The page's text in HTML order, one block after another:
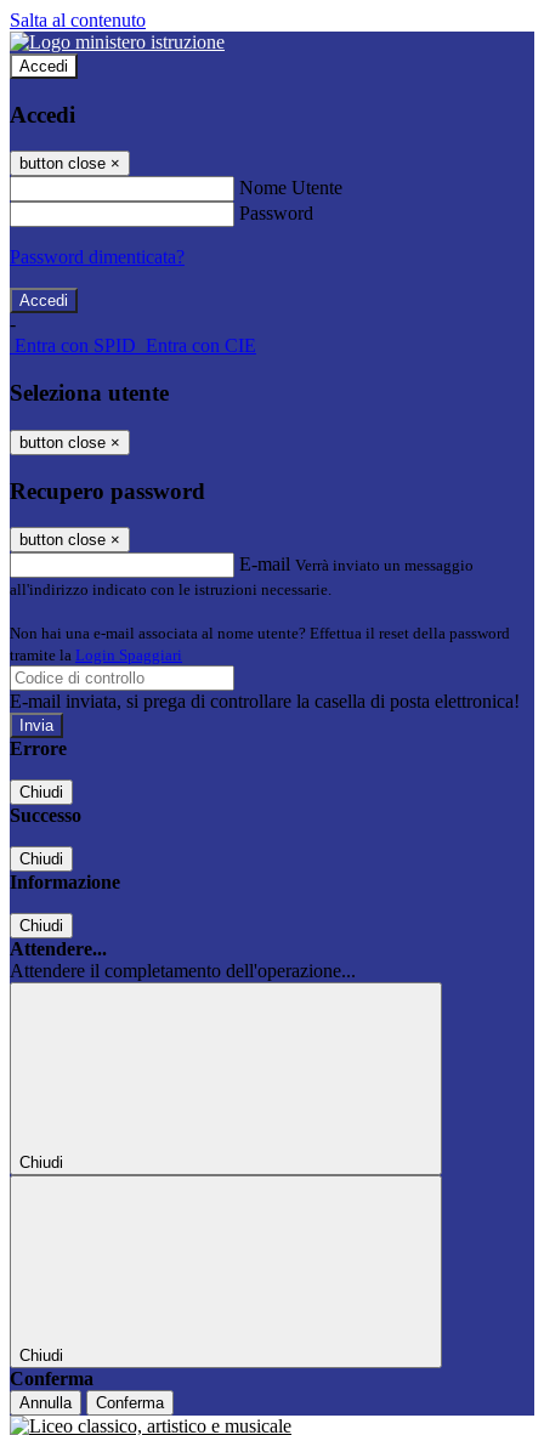
Salta al contenuto
Accedi
Accedi
button close ×
Nome Utente
Password
Password dimenticata?
-
Entra con SPID Entra con CIE
Seleziona utente
button close ×
Recupero password
button close ×
E-mail Verrà inviato un messaggio
all'indirizzo indicato con le istruzioni necessarie.
Non hai una e-mail associata al nome utente? Effettua il reset della password
tramite la Login Spaggiari
E-mail inviata, si prega di controllare la casella di posta elettronica!
Errore
Chiudi
Successo
Chiudi
Informazione
Chiudi
Attendere...
Attendere il completamento dell'operazione...
Chiudi
Chiudi
Conferma
Annulla Conferma